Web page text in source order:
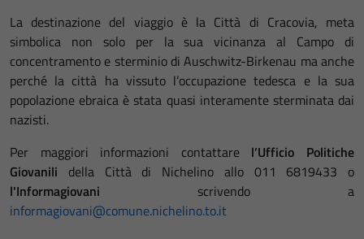
La destinazione del viaggio è la Città di Cracovia, meta
simbolica non solo per la sua vicinanza al Campo di
concentramento e sterminio di Auschwitz-Birkenau ma anche
perché la città ha vissuto l’occupazione tedesca e la sua
popolazione ebraica è stata quasi interamente sterminata dai
nazisti.
Per maggiori informazioni contattarel’Ufficio Politiche
Giovanili della Città di Nichelino allo 011 6819433 o
l'Informagiovani scrivendo a
informagiovani@comune.nichelino.to.it